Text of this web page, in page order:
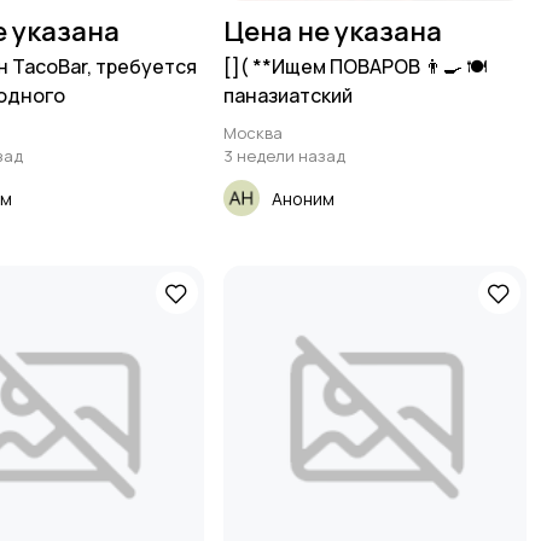
указана
TacoBar, требуется
Цена не указана
[​]( **Ищем ПОВАРОВ 👨‍🍳 🍽️
паназиатский
Москва
3 недели назад
Аноним